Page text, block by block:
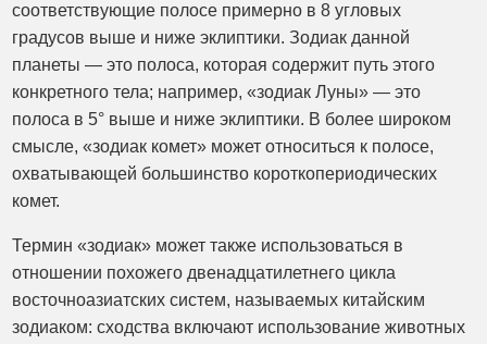
соответствующие полосе примерно в 8 угловых
градусов выше и ниже эклиптики. Зодиак данной
планеты — это полоса, которая содержит путь этого
конкретного тела; например, «зодиак Луны» — это
полоса в 5° выше и ниже эклиптики. В более широком
смысле, «зодиак комет» может относиться к полосе,
охватывающей большинство короткопериодических
комет.
Термин «зодиак» может также использоваться в
отношении похожего двенадцатилетнего цикла
восточноазиатских систем, называемых китайским
зодиаком: сходства включают использование животных